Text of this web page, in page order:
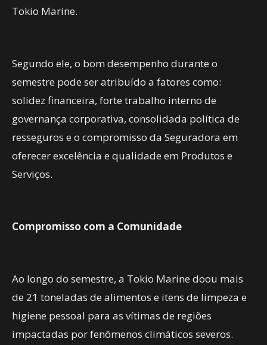
Tokio Marine.
Segundo ele, o bom desempenho durante o
semestre pode ser atribuído a fatores como:
solidez financeira, forte trabalho interno de
governança corporativa, consolidada política de
resseguros e o compromisso da Seguradora em
oferecer excelência e qualidade em Produtos e
Serviços.
Compromisso com a Comunidade
Ao longo do semestre, a Tokio Marine doou mais
de 21 toneladas de alimentos e itens de limpeza e
higiene pessoal para as vítimas de regiões
impactadas por fenômenos climáticos severos.